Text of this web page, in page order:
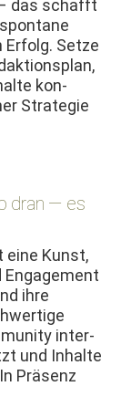
das schafft
Set­ze
kon­
Strate­gie
dran — es
eine Kun­st,
Engage­ment
ihre
inter­
und Inhalte
Präsenz